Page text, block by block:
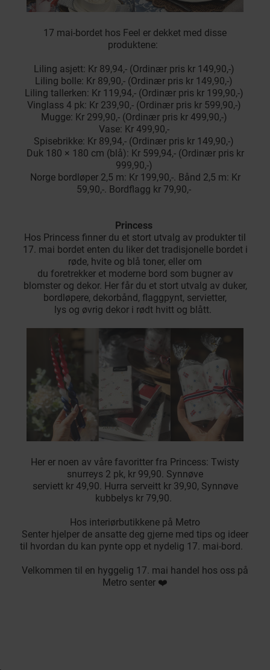
17 mai-bordet hos Feel er dekket med disse
produktene:
Liling asjett: Kr 89,94,- (Ordinær pris kr 149,90,-)
Liling bolle: Kr 89,90,- (Ordinær pris kr 149,90,-)
Liling tallerken: Kr 119,94,- (Ordinær pris kr 199,90,-)
Vinglass 4 pk: Kr 239,90,- (Ordinær pris kr 599,90,-)
Mugge: Kr 299,90,- (Ordinær pris kr 499,90,-)
Vase: Kr 499,90,-
Spisebrikke: Kr 89,94,- (Ordinær pris kr 149,90,-)
Duk 180 × 180 cm (blå): Kr 599,94,- (Ordinær pris kr
999,90,-)
Norge bordløper 2,5 m: Kr 199,90,-. Bånd 2,5 m: Kr
59,90,-. Bordflagg kr 79,90,-
Princess
Hos Princess finner du et stort utvalg av produkter til
17. mai bordet enten du liker det tradisjonelle bordet i
røde, hvite og blå toner, eller om
du foretrekker et moderne bord som bugner av
blomster og dekor. Her får du et stort utvalg av duker,
bordløpere, dekorbånd, flaggpynt, servietter,
lys og øvrig dekor i rødt hvitt og blått.
Her er noen av våre favoritter fra Princess: Twisty
snurreys 2 pk, kr 99,90. Synnøve
serviett kr 49,90. Hurra serveitt kr 39,90, Synnøve
kubbelys kr 79,90.
Hos interiørbutikkene på Metro
Senter hjelper de ansatte deg gjerne med tips og ideer
til hvordan du kan pynte opp et nydelig 17. mai-bord.
Velkommen til en hyggelig 17. mai handel hos oss på
Metro senter ❤️